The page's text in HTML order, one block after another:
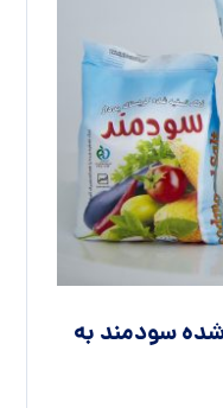
سودمند به